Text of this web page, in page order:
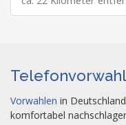
Vorwahlen in
komfortabel